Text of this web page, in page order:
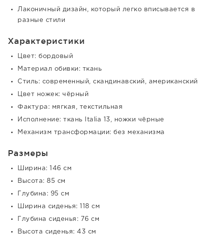
Лаконичный дизайн, который легко вписывается в
разные стили
Характеристики
Цвет: бордовый
Материал обивки: ткань
Стиль: современный, скандинавский, американский
Цвет ножек: чёрный
Фактура: мягкая, текстильная
Исполнение: ткань Italia 13, ножки чёрные
Механизм трансформации: без механизма
Размеры
Ширина: 146 см
Высота: 85 см
Глубина: 95 см
Ширина сиденья: 118 см
Глубина сиденья: 76 см
Высота сиденья: 43 см